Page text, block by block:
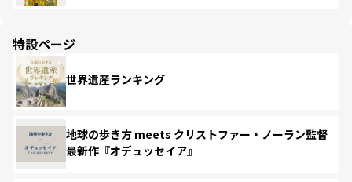
特設ページ
世界遺産ランキング
地球の歩き方 meets クリストファー・ノーラン監督
最新作『オデュッセイア』